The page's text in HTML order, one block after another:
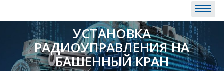
УСТАНОВКА
РАДИОУПРАВЛЕНИЯ НА
БАШЕННЫЙ КРАН